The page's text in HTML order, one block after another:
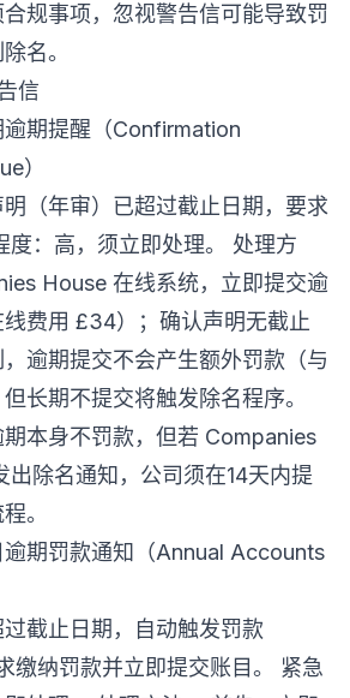
规事项，忽视警告信可能导致罚
名。
信
期提醒（Confirmation
）
（年审）已超过截止日期，要求
度：高，须立即处理。 处理方
House 在线系统，立即提交逾
费用 £34）；确认声明无截止
逾期提交不会产生额外罚款（与
长期不提交将触发除名程序。
本身不罚款，但若 Companies
出除名通知，公司须在14天内提
。
期罚款通知（Annual Accounts
截止日期，自动触发罚款
缴纳罚款并立即提交账目。 紧急